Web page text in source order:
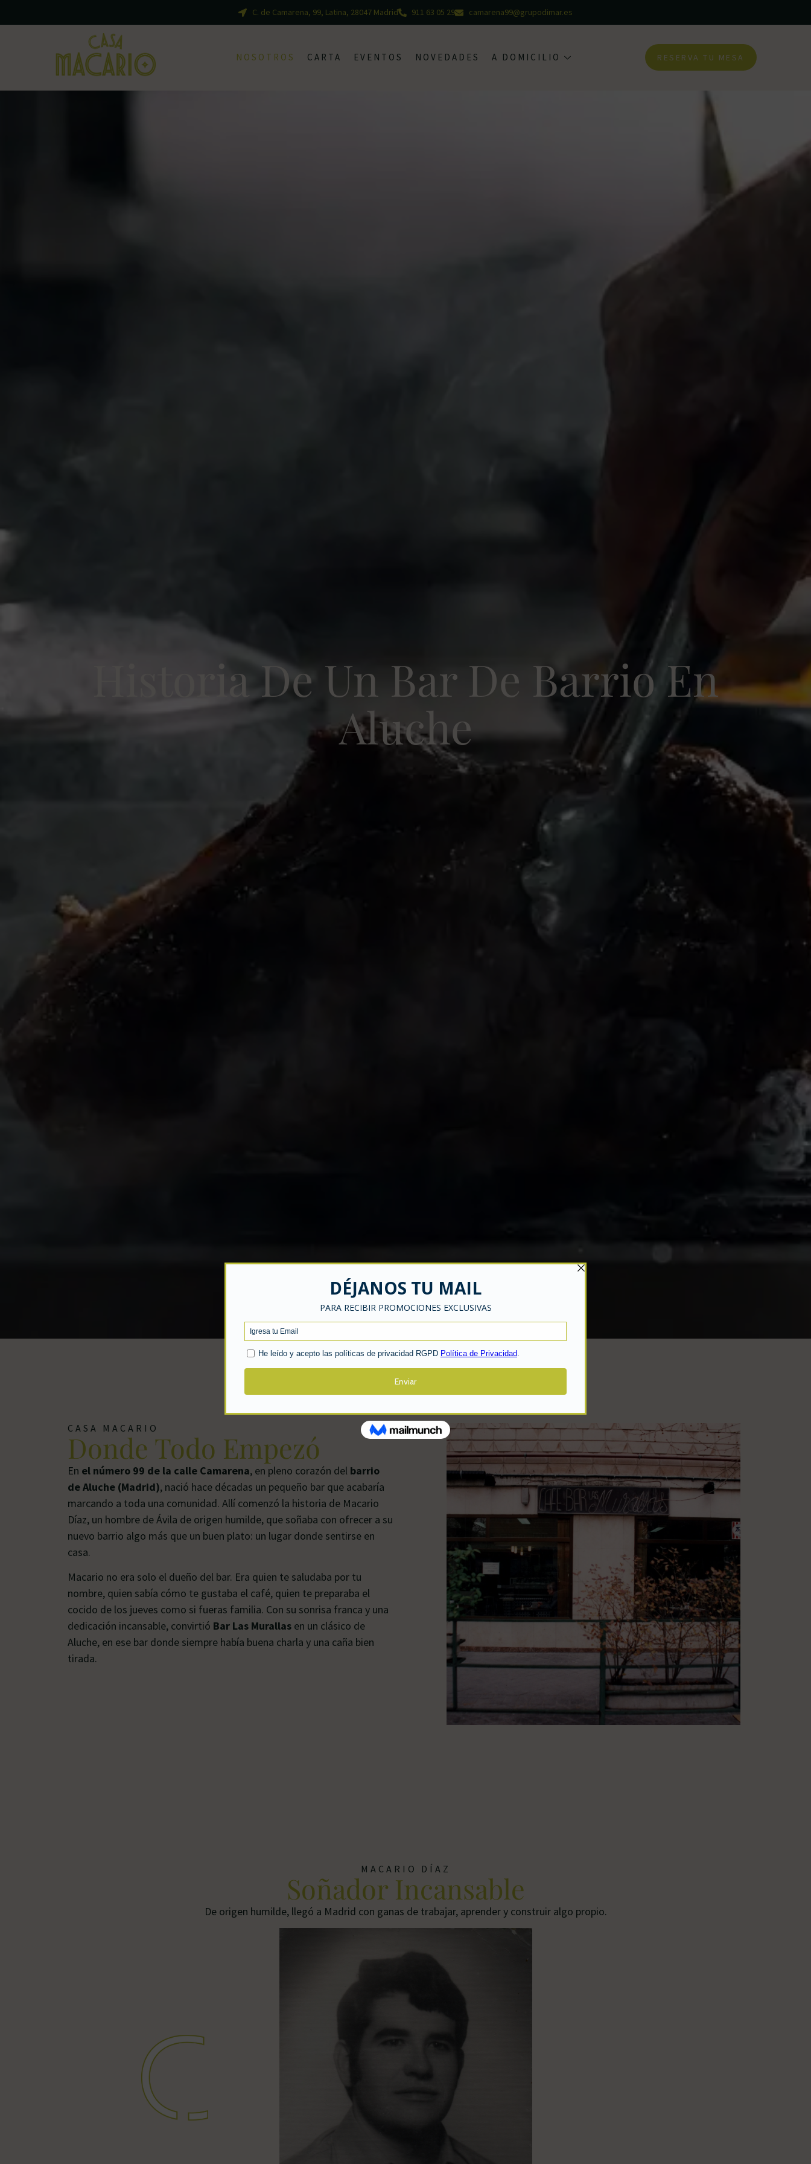
C. de Camarena, 99, Latina, 28047 Madrid 911 63 05 29 camarena99@grupodimar.es
NOSOTROS CARTA EVENTOS NOVEDADES A DOMICILIO RESERVA TU MESA
Historia De Un Bar De Barrio En
Aluche
CASA MACARIO
Donde Todo Empezó
En el número 99 de la calle Camarena, en pleno corazón del barrio
de Aluche (Madrid), nació hace décadas un pequeño bar que acabaría
marcando a toda una comunidad. Allí comenzó la historia de Macario
Díaz, un hombre de Ávila de origen humilde, que soñaba con ofrecer a su
nuevo barrio algo más que un buen plato: un lugar donde sentirse en
casa.
Macario no era solo el dueño del bar. Era quien te saludaba por tu
nombre, quien sabía cómo te gustaba el café, quien te preparaba el
cocido de los jueves como si fueras familia. Con su sonrisa franca y una
dedicación incansable, convirtió Bar Las Murallas en un clásico de
Aluche, en ese bar donde siempre había buena charla y una caña bien
tirada.
MACARIO DÍAZ
Soñador Incansable
De origen humilde, llegó a Madrid con ganas de trabajar, aprender y construir algo propio.